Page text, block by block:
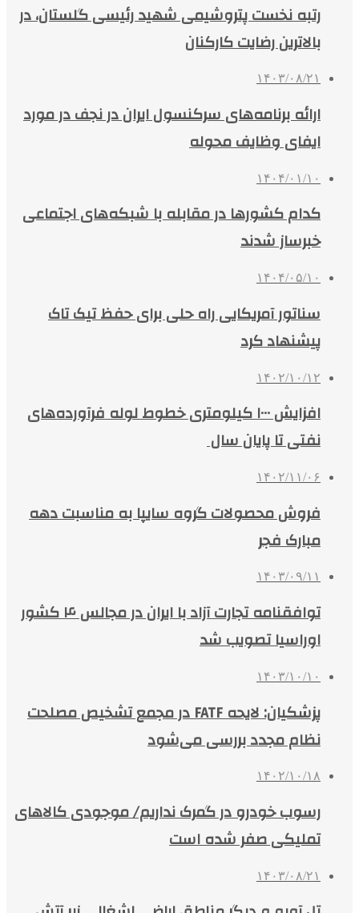
رتبه نخست پتروشیمی شهید رئیسی گلستان، در
بالاترین رضایت کارکنان
۱۴۰۳/۰۸/۲۱
ارائه برنامه‌های سرکنسول ایران در نجف در مورد
ایفای وظایف محوله
۱۴۰۴/۰۱/۱۰
کدام کشورها در مقابله با شبکه‌های اجتماعی
خبرساز شدند
۱۴۰۴/۰۵/۱۰
سناتور آمریکایی راه حلی برای حفظ تیک تاک
پیشنهاد کرد
۱۴۰۲/۱۰/۱۲
افزایش ۱۰۰۰ کیلومتری خطوط لوله فرآورده‌های
نفتی تا پایان سال
۱۴۰۲/۱۱/۰۶
فروش محصولات گروه سایپا به‌ مناسبت دهه
مبارک فجر
۱۴۰۳/۰۹/۱۱
توافقنامه تجارت آزاد با ایران در مجالس ۴ کشور
اوراسیا تصویب شد
۱۴۰۳/۱۰/۱۰
پزشکیان: لایحه FATF در مجمع تشخیص مصلحت
نظام مجدد بررسی می‌شود
۱۴۰۲/۱۰/۱۸
رسوب خودرو در گمرک نداریم/ موجودی کالاهای
تملیکی صفر شده است
۱۴۰۳/۰۸/۲۱